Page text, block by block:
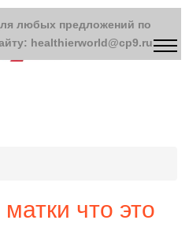
что это
любых предложений по
healthierworld@cp9.ru